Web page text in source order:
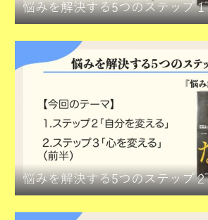
悩みを解決する5つのステップ１
悩みを解決する5つのステップ２